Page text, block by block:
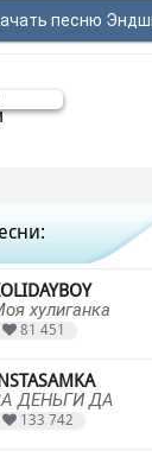
песню
хулиганка
81 451
ДЕНЬГИ ДА
133 742